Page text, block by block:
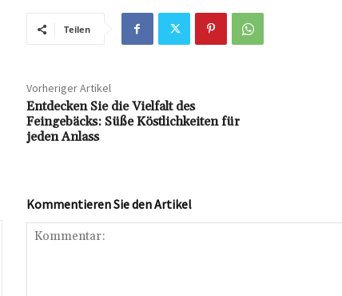
Teilen
Vorheriger Artikel
Entdecken Sie die Vielfalt des
Feingebäcks: Süße Köstlichkeiten für
jeden Anlass
Kommentieren Sie den Artikel